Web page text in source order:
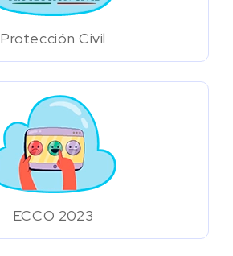
Protección Civil
ECCO 2023